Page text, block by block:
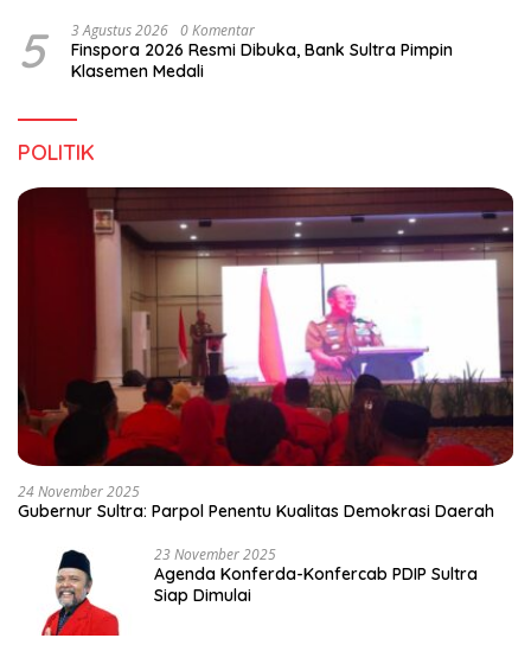
5 3 Agustus 2026 0 Komentar
Finspora 2026 Resmi Dibuka, Bank Sultra Pimpin
Klasemen Medali
POLITIK
24 November 2025
Gubernur Sultra: Parpol Penentu Kualitas Demokrasi Daerah
23 November 2025
Agenda Konferda-Konfercab PDIP Sultra
Siap Dimulai